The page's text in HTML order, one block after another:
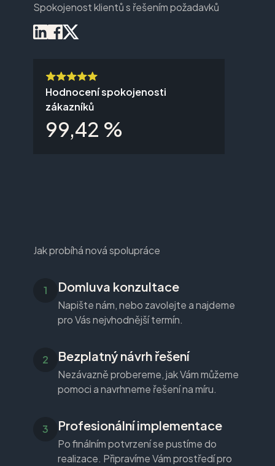
Spokojenost klientů s řešením požadavků
Hodnocení spokojenosti
zákazníků
99,42 %
Jak probíhá nová spolupráce
Domluva konzultace
Napište nám, nebo zavolejte a najdeme
pro Vás nejvhodnější termín.
Bezplatný návrh řešení
Nezávazně probereme, jak Vám můžeme
pomoci a navrhneme řešení na míru.
Profesionální implementace
Po finálním potvrzení se pustíme do
realizace. Připravíme Vám prostředí pro